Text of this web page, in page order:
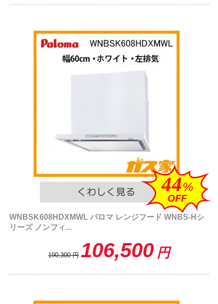
44%
OFF
WNBSK608HDXMWL パロマ レンジフード WNBS-Hシ
リーズ ノンフィ...
190,300 円 106,500 円